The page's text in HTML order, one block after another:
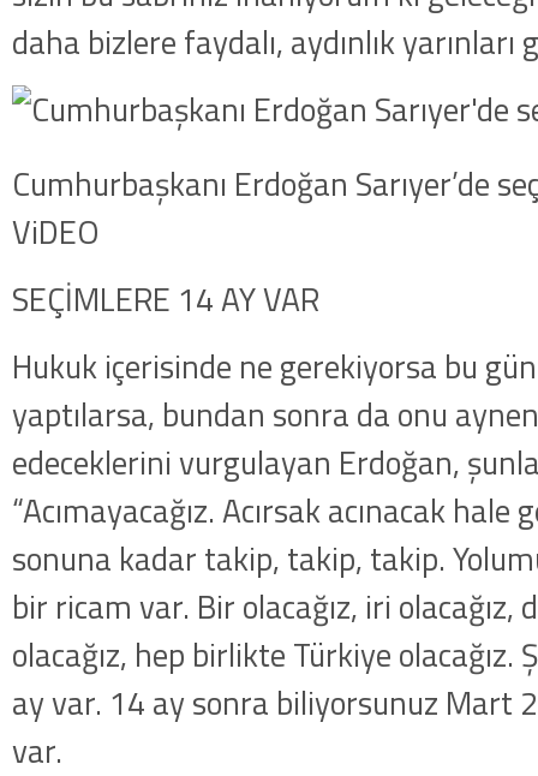
daha bizlere faydalı, aydınlık yarınları
Cumhurbaşkanı Erdoğan Sarıyer’de
ViDEO
SEÇİMLERE 14 AY VAR
Hukuk içerisinde ne gerekiyorsa bu
yaptılarsa, bundan sonra da onu
edeceklerini vurgulayan Erdoğan,
“Acımayacağız. Acırsak acınacak
sonuna kadar takip, takip, takip.
bir ricam var. Bir olacağız, iri olacağız,
olacağız, hep birlikte Türkiye
ay var. 14 ay sonra biliyorsunuz Mart
var.